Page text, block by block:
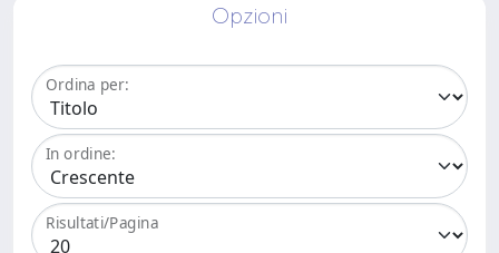
Opzioni
Ordina per:
In ordine:
Risultati/Pagina